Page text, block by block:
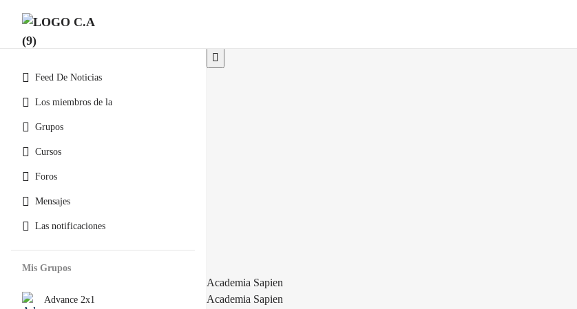
Feed De Noticias
Los miembros de la
Grupos
Cursos
Foros
Mensajes
Las notificaciones
Mis Grupos
Advance 2x1
Academia Sapien
Academia Sapien